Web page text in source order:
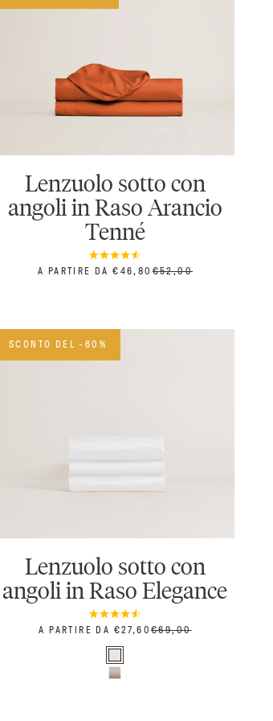
Lenzuolo sotto con
angoli in Raso Arancio
Tenné
PREZZO SCONTATO
A PARTIRE DA €46,80PREZZO
€52,00
SCONTO DEL -60%
Lenzuolo sotto con
angoli in Raso Elegance
PREZZO SCONTATO
A PARTIRE DA €27,60PREZZO
€69,00
Colore
Bianco naturale
Nocciola